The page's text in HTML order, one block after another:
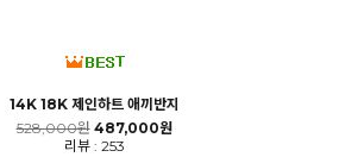
14K 18K 제인하트 애끼반지
528,000원 487,000원
리뷰 : 253